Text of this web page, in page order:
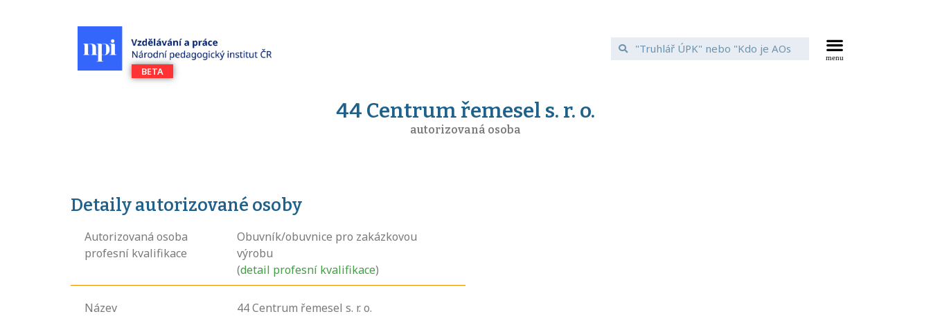
44 Centrum řemesel s. r. o.
autorizovaná osoba
Detaily autorizované osoby
Autorizovaná osoba
profesní kvalifikace
Obuvník/obuvnice pro zakázkovou
výrobu
(detail profesní kvalifikace)
Název 44 Centrum řemesel s. r. o.